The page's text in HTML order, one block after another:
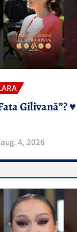
Gilivană”?
aug. 4, 2026